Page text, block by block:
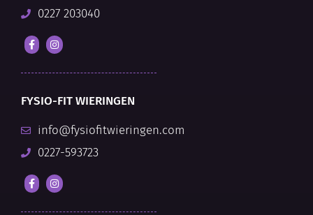
0227 203040
FYSIO-FIT WIERINGEN
info@fysiofitwieringen.com
0227-593723